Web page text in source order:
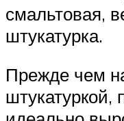
смальтовая,
штукатурка.
Прежде чем
штукатуркой,